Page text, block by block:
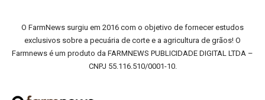
O FarmNews surgiu em 2016 com o objetivo de fornecer estudos
exclusivos sobre a pecuária de corte e a agricultura de grãos! O
Farmnews é um produto da FARMNEWS PUBLICIDADE DIGITAL LTDA –
CNPJ 55.116.510/0001-10.